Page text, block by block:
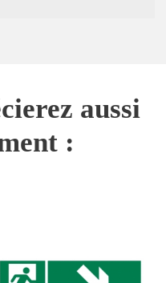
aussi
: